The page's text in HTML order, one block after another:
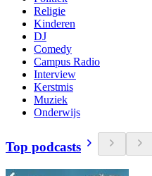
Religie
Kinderen
DJ
Comedy
Campus Radio
Interview
Kerstmis
Muziek
Onderwijs
Top podcasts